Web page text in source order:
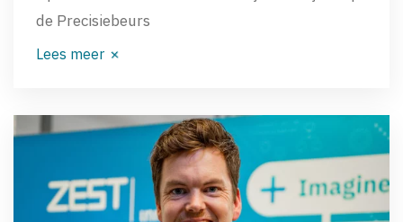
de Precisiebeurs
Lees meer